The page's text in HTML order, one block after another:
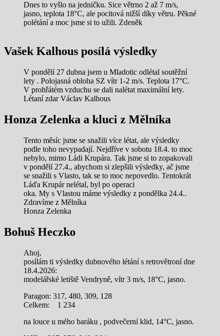
Dnes to vyšlo na jedničku. Sice větrno 2 až 7 m/s,
jasno, teplota 18°C, ale pocitová nižší díky větru. Pěkné
polétání a moc jsme si to užili. Zdeněk
Vašek Kalhous posílá výsledky
V pondělí 27 dubna jsem u Mladotic odlétal soutěžní
lety . Polojasná obloha SZ vítr 1-2 m/s. Teplota 17°C.
V prohřátém vzduchu se dali nalétat maximální lety.
Létaní zdar Václav Kalhous
Honza Zelenka a kluci z Mělníka
Tento měsíc jsme se snažili více létat, ale výsledky
podle toho nevypadají. Nejdříve v sobotu 18.4. to moc
nebylo, mimo Ládi Krupára. Tak jsme si to zopakovali
v pondělí 27.4., abychom si zlepšili výsledky, ač jsme
se snažili s Vlasto, tak se to moc nepovedlo. Tentokrát
Láďa Krupár nelétal, byl po operaci
oka. My s Vlastou máme výsledky z pondělka 24.4..
Zdravíme z Mělníka
Honza Zelenka
Bohuš Heczko
Ahoj,
posílám ti výsledky dubnového létání s retrovětroní dne
18.4.2026:
modelářské letiště Vendryně, vítr 3 m/s, 18°C, jasno.
Paragon: 317, 480, 309, 128
Celkem: 1 234
na louce u mého baráku , podvečerní klid, 14°C, jasno.